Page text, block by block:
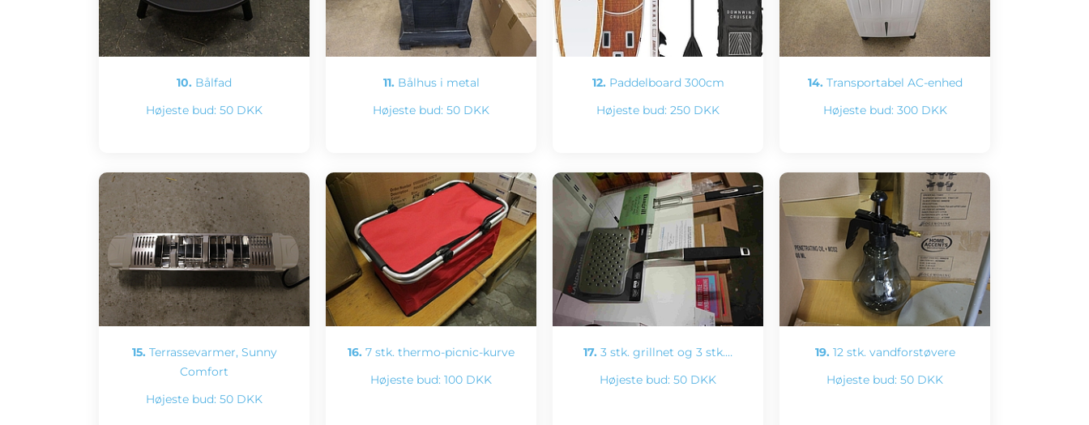
10. Bålfad
Højeste bud: 50 DKK
11. Bålhus i metal
Højeste bud: 50 DKK
12. Paddelboard 300cm
Højeste bud: 250 DKK
14. Transportabel AC-enhed
Højeste bud: 300 DKK
15. Terrassevarmer, Sunny
Comfort
Højeste bud: 50 DKK
16. 7 stk. thermo-picnic-kurve
Højeste bud: 100 DKK
17. 3 stk. grillnet og 3 stk.…
Højeste bud: 50 DKK
19. 12 stk. vandforstøvere
Højeste bud: 50 DKK